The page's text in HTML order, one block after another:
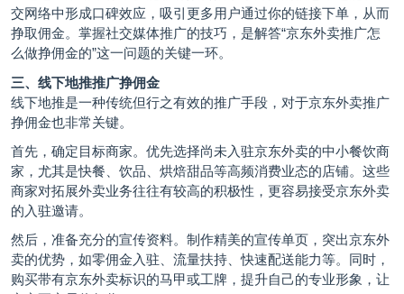
交网络中形成口碑效应，吸引更多用户通过你的链接下单，从而
挣取佣金。掌握社交媒体推广的技巧，是解答“京东外卖推广怎
么做挣佣金的”这一问题的关键一环。
三、线下地推推广挣佣金
线下地推是一种传统但行之有效的推广手段，对于京东外卖推广
挣佣金也非常关键。
首先，确定目标商家。优先选择尚未入驻京东外卖的中小餐饮商
家，尤其是快餐、饮品、烘焙甜品等高频消费业态的店铺。这些
商家对拓展外卖业务往往有较高的积极性，更容易接受京东外卖
的入驻邀请。
然后，准备充分的宣传资料。制作精美的宣传单页，突出京东外
卖的优势，如零佣金入驻、流量扶持、快速配送能力等。同时，
购买带有京东外卖标识的马甲或工牌，提升自己的专业形象，让